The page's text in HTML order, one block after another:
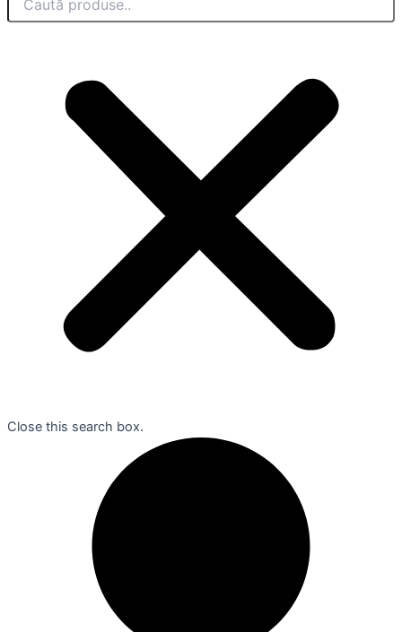
Close this search box.